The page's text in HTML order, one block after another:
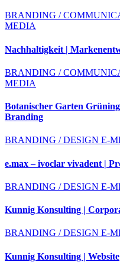
BRANDING /
MEDIA
Nachhaltigkeit |
BRANDING /
MEDIA
Botanischer Garten
Branding
BRANDING / DESIGN E-
e.max – ivoclar vivadent |
BRANDING / DESIGN E-
Kunnig Konsulting |
BRANDING / DESIGN E-
Kunnig Konsulting | Website